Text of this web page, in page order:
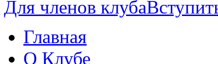
Для членов клуба
Главная
О Клубе